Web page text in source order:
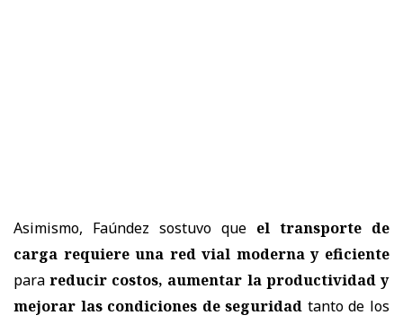
Asimismo, Faúndez sostuvo que el transporte de
carga requiere una red vial moderna y eficiente
parareducir costos, aumentar la productividad y
mejorar las condiciones de seguridad tanto de los